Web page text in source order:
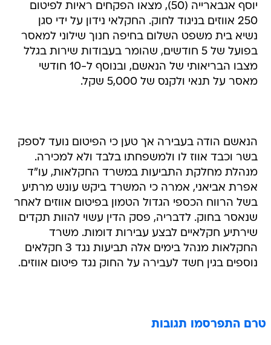
יוסף אגבארייה (50), מצאו הפקחים ראיות לפיטום
250 אווזים בניגוד לחוק. החקלאי נידון על ידי סגן
נשיא בית משפט השלום בחיפה חנוך שילוני למאסר
בפועל של 5 חודשים, שהומר בעבודות שירות בגלל
מצבו הבריאותי של הנאשם, ובנוסף ל-10 חודשי
מאסר על תנאי ולקנס של 5,000 שקל.
הנאשם הודה בעבירה אך טען כי הפיטום נועד לספק
בשר וכבד אווז לו ולמשפחתו בלבד ולא למכירה.
מנהלת מחלקת התביעות במשרד החקלאות, עו"ד
אפרת אביאני, אמרה כי המשרד ביקש עונש מרתיע
בשל הרווח הכספי הגדול הטמון בפיטום אווזים לאחר
שנאסר בחוק. לדבריה, פסק הדין עשוי להוות תקדים
שירתיע חקלאיים לבצע עבירות דומות. משרד
החקלאות מנהל בימים אלה תביעות נגד 3 חקלאים
נוספים בגין חשד לעבירה על החוק נגד פיטום אווזים.
טרם התפרסמו תגובות